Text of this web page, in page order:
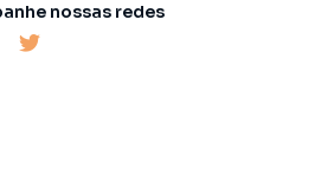
nossas redes